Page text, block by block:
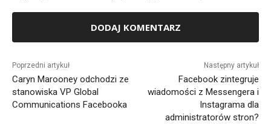
Poprzedni artykuł
Caryn Marooney odchodzi ze
stanowiska VP Global
Communications Facebooka
Następny artykuł
Facebook zintegruje
wiadomości z Messengera i
Instagrama dla
administratorów stron?